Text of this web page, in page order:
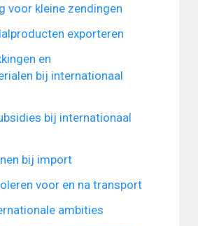
voor kleine zendingen
exporteren
en
bij internationaal
bij internationaal
bij import
voor en na transport
ambities